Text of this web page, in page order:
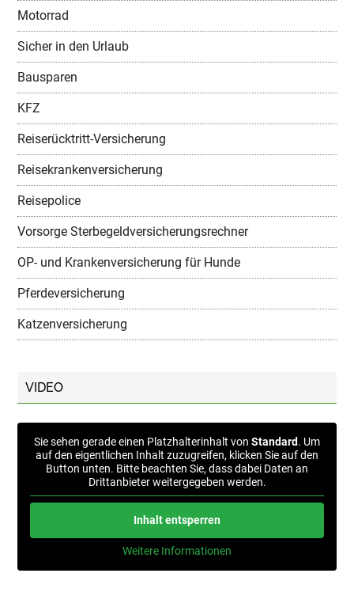
Motorrad
Sicher in den Urlaub
Bausparen
KFZ
Reiserücktritt-Versicherung
Reisekrankenversicherung
Reisepolice
Vorsorge Sterbegeldversicherungsrechner
OP- und Krankenversicherung für Hunde
Pferdeversicherung
Katzenversicherung
VIDEO
Sie sehen gerade einen Platzhalterinhalt von Standard. Um
auf den eigentlichen Inhalt zuzugreifen, klicken Sie auf den
Button unten. Bitte beachten Sie, dass dabei Daten an
Drittanbieter weitergegeben werden.
Inhalt entsperren
Weitere Informationen